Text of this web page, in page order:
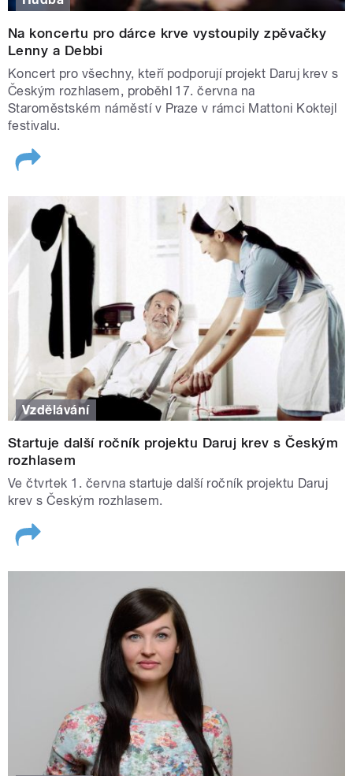
Na koncertu pro dárce krve vystoupily zpěvačky
Lenny a Debbi
Koncert pro všechny, kteří podporují projekt Daruj krev s
Českým rozhlasem, proběhl 17. června na
Staroměstském náměstí v Praze v rámci Mattoni Koktejl
festivalu.
Vzdělávání
Startuje další ročník projektu Daruj krev s Českým
rozhlasem
Ve čtvrtek 1. června startuje další ročník projektu Daruj
krev s Českým rozhlasem.